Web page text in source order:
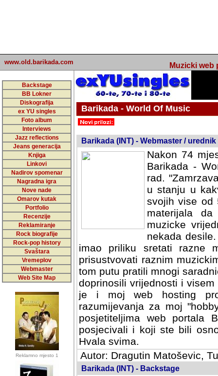
www.old.barikada.com Muzicki web
Backstage
BB Lokner
Diskografija
ex YU singles
Foto album
Interviews
Jazz reflections
Jeans generacija
Knjiga
Linkovi
Nadirov spomenar
Nagradna igra
Nove nade
Omarov kutak
Portfolio
Recenzije
Reklamiranje
Rock biografije
Rock-pop history
Svaštara
Vremeplov
Webmaster
Web Site Map
Reklamno mjesto 1
Barikada - World Of Music
Barikada (INT) - Webmaster / urednik
Nakon 74
Barikada -
rad.
u stanju u
svojih vise od
materijala
muzicke
nekada
imao priliku sretati razne
prisustvovati raznim
tom putu pratili mnogi
doprinosili vrijednosti i
je i moj web hosting
razumijevanja za moj
posjetiteljima web portala
posjecivali i koji ste bili
Hvala svima.
Autor: Dragutin Matoševic,
Barikada (INT) - Backstage